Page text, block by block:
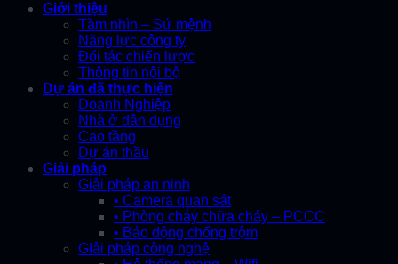
Giới thiệu
Tầm nhìn – Sứ mệnh
Năng lực công ty
Đối tác chiến lược
Thông tin nội bộ
Dự án đã thực hiện
Doanh Nghiệp
Nhà ở dân dụng
Cao tầng
Dự án thầu
Giải pháp
Giải pháp an ninh
• Camera quan sát
• Phòng cháy chữa cháy – PCCC
• Báo động chống trộm
GIải pháp công nghệ